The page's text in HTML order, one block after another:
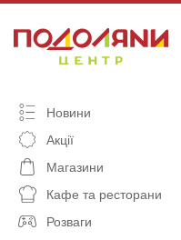
content
Новини
Акції
Магазини
Кафе та ресторани
Розваги